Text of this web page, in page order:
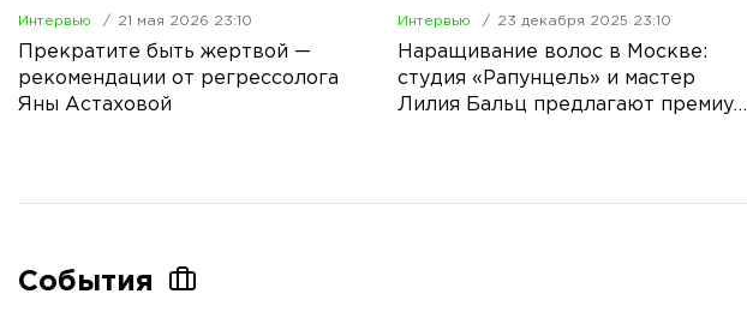
Интервью 21 мая 2026 23:10
Прекратите быть жертвой —
рекомендации от регрессолога
Яны Астаховой
Интервью 23 декабря 2025 23:10
Наращивание волос в Москве:
студия «Рапунцель» и мастер
Лилия Бальц предлагают премиум
События